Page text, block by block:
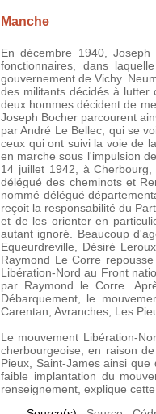
Manche
En décembre 1940,
fonctionnaires, dans
gouvernement de Vichy.
des militants décidés à lutter
deux hommes décident de
Joseph Bocher parcourent
par André Le Bellec, qui se
ceux qui ont suivi la voie de
en marche sous l'impulsion
14 juillet 1942, à
délégué des cheminots et
nommé délégué
reçoit la responsabilité du
et de les orienter en
autant ignoré. Beaucoup
Equeurdreville, Désiré
Raymond Le Corre
Libération-Nord au Front
par Raymond le Corre.
Débarquement, le
Carentan, Avranches, Les
Le mouvement Libération-
cherbourgeoise, en raison
Pieux, Saint-James ainsi
faible implantation du
renseignement, explique